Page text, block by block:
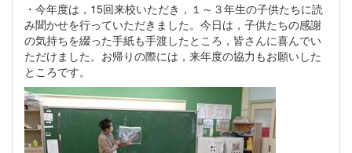
・今年度は，15回来校いただき，１～３年生の子供たちに読
み聞かせを行っていただきました。今日は，子供たちの感謝
の気持ちを綴った手紙も手渡したところ，皆さんに喜んでい
ただけました。お帰りの際には，来年度の協力もお願いした
ところです。